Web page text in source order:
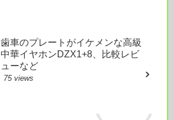
歯車のプレートがイケメンな高級
中華イヤホンDZX1+8、比較レビ
ューなど
75 views